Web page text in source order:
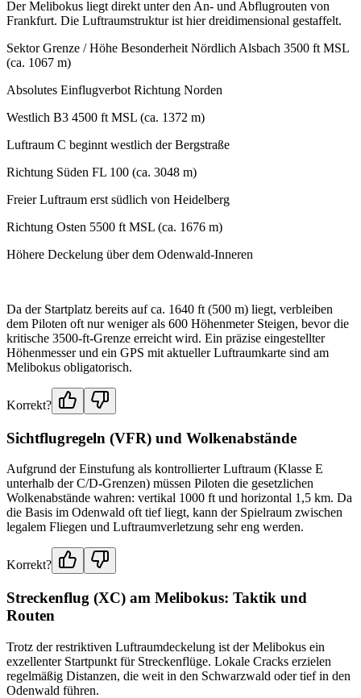
Der Melibokus liegt direkt unter den An- und Abflugrouten von
Frankfurt. Die Luftraumstruktur ist hier dreidimensional gestaffelt.
Sektor Grenze / Höhe Besonderheit Nördlich Alsbach 3500 ft MSL
(ca. 1067 m)
Absolutes Einflugverbot Richtung Norden
Westlich B3 4500 ft MSL (ca. 1372 m)
Luftraum C beginnt westlich der Bergstraße
Richtung Süden FL 100 (ca. 3048 m)
Freier Luftraum erst südlich von Heidelberg
Richtung Osten 5500 ft MSL (ca. 1676 m)
Höhere Deckelung über dem Odenwald-Inneren
Da der Startplatz bereits auf ca. 1640 ft (500 m) liegt, verbleiben
dem Piloten oft nur weniger als 600 Höhenmeter Steigen, bevor die
kritische 3500-ft-Grenze erreicht wird. Ein präzise eingestellter
Höhenmesser und ein GPS mit aktueller Luftraumkarte sind am
Melibokus obligatorisch.
Korrekt?
Sichtflugregeln (VFR) und Wolkenabstände
Aufgrund der Einstufung als kontrollierter Luftraum (Klasse E
unterhalb der C/D-Grenzen) müssen Piloten die gesetzlichen
Wolkenabstände wahren: vertikal 1000 ft und horizontal 1,5 km. Da
die Basis im Odenwald oft tief liegt, kann der Spielraum zwischen
legalem Fliegen und Luftraumverletzung sehr eng werden.
Korrekt?
Streckenflug (XC) am Melibokus: Taktik und
Routen
Trotz der restriktiven Luftraumdeckelung ist der Melibokus ein
exzellenter Startpunkt für Streckenflüge. Lokale Cracks erzielen
regelmäßig Distanzen, die weit in den Schwarzwald oder tief in den
Odenwald führen.